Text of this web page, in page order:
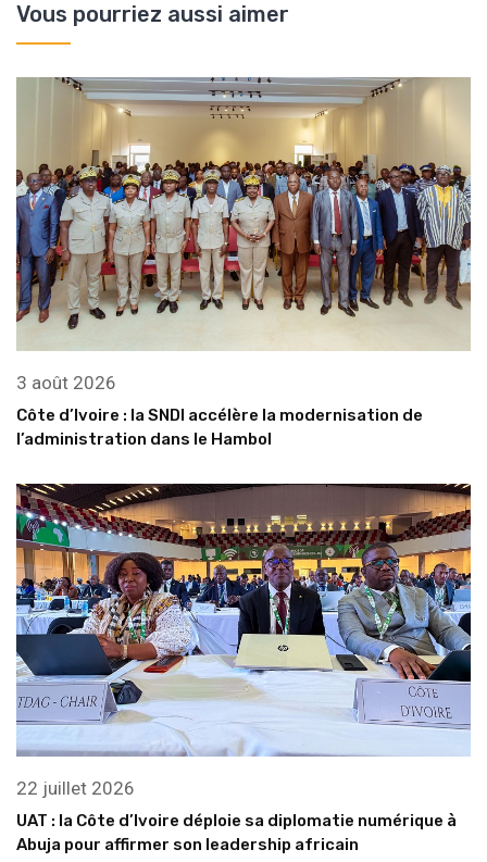
Vous pourriez aussi aimer
3 août 2026
Côte d’Ivoire : la SNDI accélère la modernisation de
l’administration dans le Hambol
22 juillet 2026
UAT : la Côte d’Ivoire déploie sa diplomatie numérique à
Abuja pour affirmer son leadership africain